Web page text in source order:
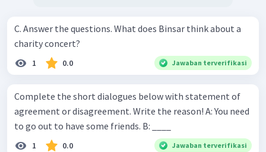
C. Answer the questions. What does Binsar think about a
charity concert?
1 0.0 Jawaban terverifikasi
Complete the short dialogues below with statement of
agreement or disagreement. Write the reason! A: You need
to go out to have some friends. B: ____
1 0.0 Jawaban terverifikasi